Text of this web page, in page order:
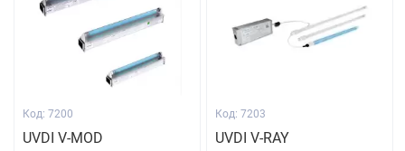
Код: 7200
UVDI V-MOD
Код: 7203
UVDI V-RAY